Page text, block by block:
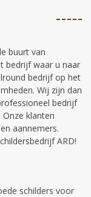
buurt van
bedrijf waar u naar
bedrijf op het
Wij zijn dan
bedrijf
klanten
aannemers.
ARD!
schilders voor